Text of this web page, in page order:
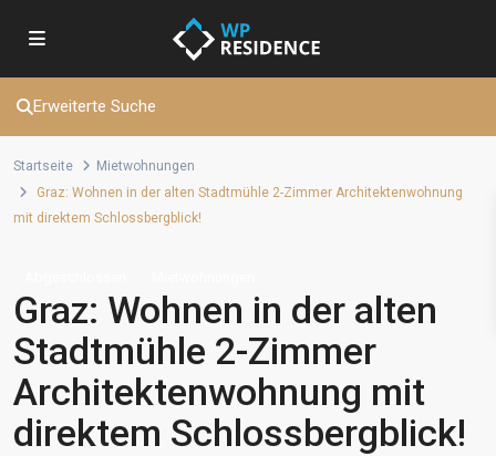
Erweiterte Suche
Startseite
Mietwohnungen
Graz: Wohnen in der alten Stadtmühle 2-Zimmer Architektenwohnung
mit direktem Schlossbergblick!
Graz: Wohnen in der alten
Stadtmühle 2-Zimmer
Architektenwohnung mit
direktem Schlossbergblick!